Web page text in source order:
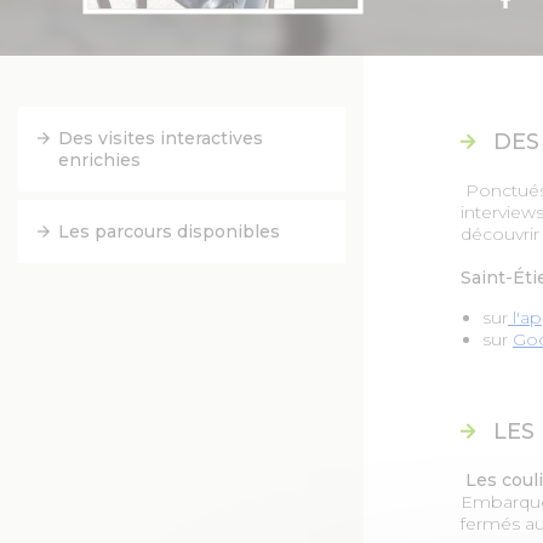
Des visites interactives
enrichies
Les parcours disponibles
découvrir
Saint-
sur
sur
Les
fermés